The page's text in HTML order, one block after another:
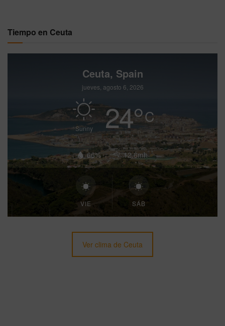
Tiempo en Ceuta
Ceuta, Spain
jueves, agosto 6, 2026
Sunny 24°C
66% 12.6mh
VIE SÁB
Ver clima de Ceuta